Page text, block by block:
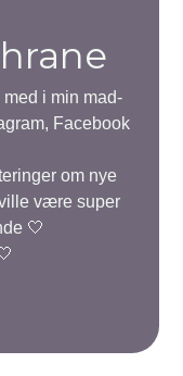
i min mad-
Facebook
om nye
være super
🤍